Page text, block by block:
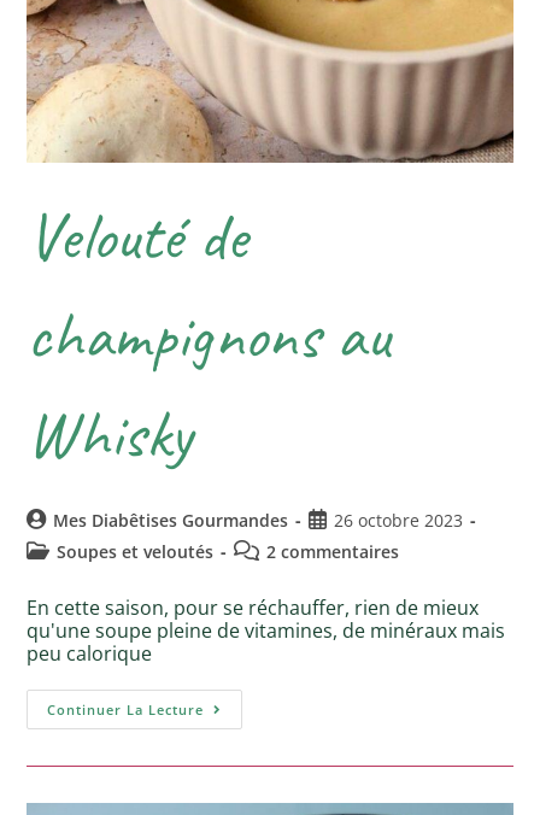
Velouté de
champignons au
Whisky
Mes Diabêtises Gourmandes
26 octobre 2023
Soupes et veloutés
2 commentaires
En cette saison, pour se réchauffer, rien de mieux
qu'une soupe pleine de vitamines, de minéraux mais
peu calorique
Continuer La Lecture